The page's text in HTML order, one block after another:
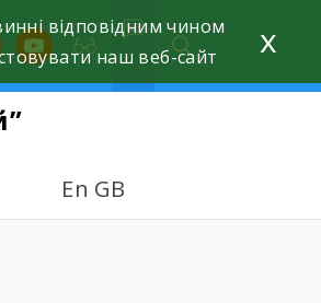
youtube
En GB
відповідним чином
наш веб-сайт
x